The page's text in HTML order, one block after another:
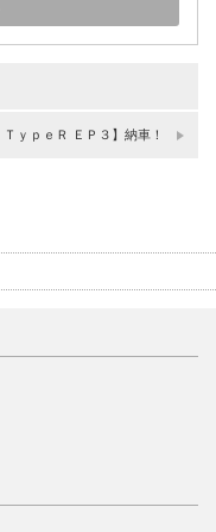
ｙｐｅＲ ＥＰ３】納車！